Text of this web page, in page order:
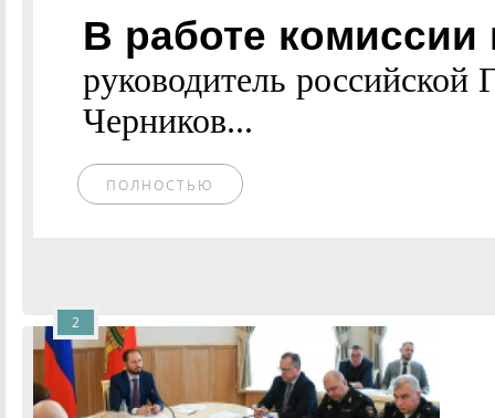
В работе комиссии
руководитель
Черников...
ПОЛНОСТЬЮ
2